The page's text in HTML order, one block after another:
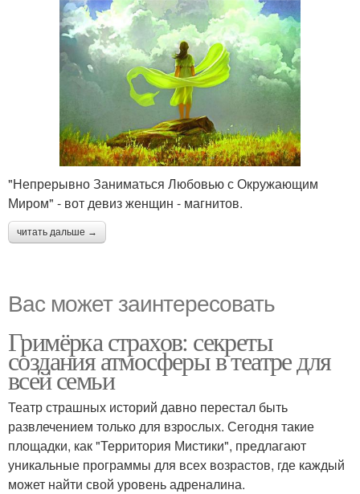
"Непрерывно Заниматься Любовью с Окружающим
Миром" - вот девиз женщин - магнитов.
читать дальше →
Вас может заинтересовать
Гримёрка страхов: секреты
создания атмосферы в театре для
всей семьи
Театр страшных историй давно перестал быть
развлечением только для взрослых. Сегодня такие
площадки, как "Территория Мистики", предлагают
уникальные программы для всех возрастов, где каждый
может найти свой уровень адреналина.